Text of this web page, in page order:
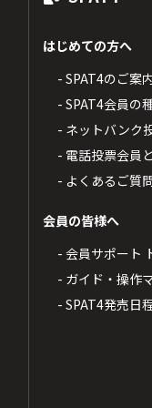
はじめての方へ
- SPAT4のご案
- SPAT4会員の
- ネットバンク
- 電話投票会員
- よくあるご質
会員の皆様へ
- 会員サポート
- ガイド・操作
- SPAT4発売日